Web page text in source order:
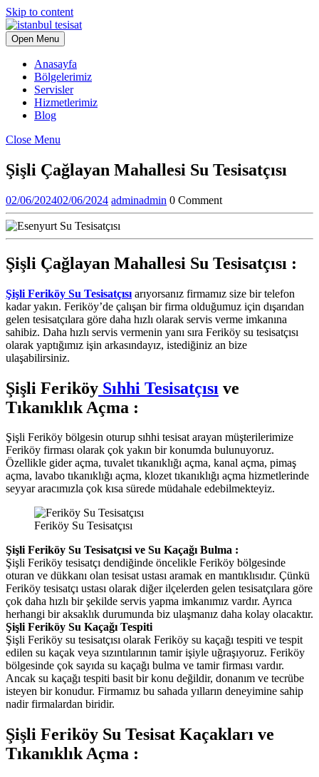
Skip to content
Open Menu
Anasayfa
Bölgelerimiz
Servisler
Hizmetlerimiz
Blog
Close Menu
Şişli Çağlayan Mahallesi Su Tesisatçısı
02/06/202402/06/2024 adminadmin 0 Comment
Şişli Çağlayan Mahallesi Su Tesisatçısı :
Şişli Feriköy Su Tesisatçısı arıyorsanız firmamız size bir telefon
kadar yakın. Feriköy’de çalışan bir firma olduğumuz için dışarıdan
gelen tesisatçılara göre daha hızlı olarak servis verme imkanına
sahibiz. Daha hızlı servis vermenin yanı sıra Feriköy su tesisatçısı
olarak yaptığımız işin arkasındayız, istediğiniz an bize
ulaşabilirsiniz.
Şişli Feriköy Sıhhi Tesisatçısı ve
Tıkanıklık Açma :
Şişli Feriköy bölgesin oturup sıhhi tesisat arayan müşterilerimize
Feriköy firması olarak çok yakın bir konumda bulunuyoruz.
Özellikle gider açma, tuvalet tıkanıklığı açma, kanal açma, pimaş
açma, lavabo tıkanıklığı açma, klozet tıkanıklığı açma hizmetlerinde
seyyar aracımızla çok kısa sürede müdahale edebilmekteyiz.
Feriköy Su Tesisatçısı
Şişli Feriköy Su Tesisatçısi ve Su Kaçağı Bulma :
Şişli Feriköy tesisatçı dendiğinde öncelikle Feriköy bölgesinde
oturan ve dükkanı olan tesisat ustası aramak en mantıklısıdır. Çünkü
Feriköy tesisatçı ustası olarak diğer ilçelerden gelen tesisatçılara göre
çok daha hızlı bir şekilde servis yapma imkanımız vardır. Ayrıca
herhangi bir aksaklık durumunda biz ulaşmanız daha kolay olacaktır.
Şişli Feriköy Su Kaçağı Tespiti
Şişli Feriköy su tesisatçısı olarak Feriköy su kaçağı tespiti ve tespit
edilen su kaçak veya sızıntılarının tamir işiyle uğraşıyoruz. Feriköy
bölgesinde çok sayıda su kaçağı bulma ve tamir firması vardır.
Ancak su kaçağı tespiti basit bir konu değildir, donanım ve tecrübe
isteyen bir konudur. Firmamız bu sahada yılların deneyimine sahip
nadir firmalardan biridir.
Şişli Feriköy Su Tesisat Kaçakları ve
Tıkanıklık Açma :